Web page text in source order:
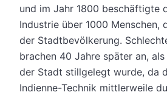
und im Jahr 1800 beschäftigte
Industrie über 1000 Menschen,
der Stadtbevölkerung.
brachen 40 Jahre später an,
der Stadt stillgelegt wurde, da
Indienne-Technik mittlerweile